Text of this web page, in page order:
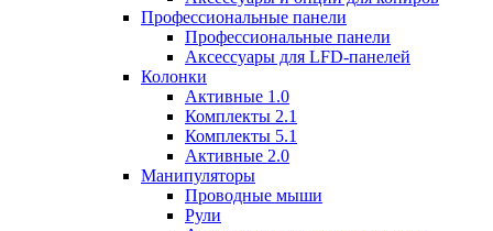
Профессиональные панели
Профессиональные панели
Аксессуары для LFD-панелей
Колонки
Активные 1.0
Комплекты 2.1
Комплекты 5.1
Активные 2.0
Манипуляторы
Проводные мыши
Рули